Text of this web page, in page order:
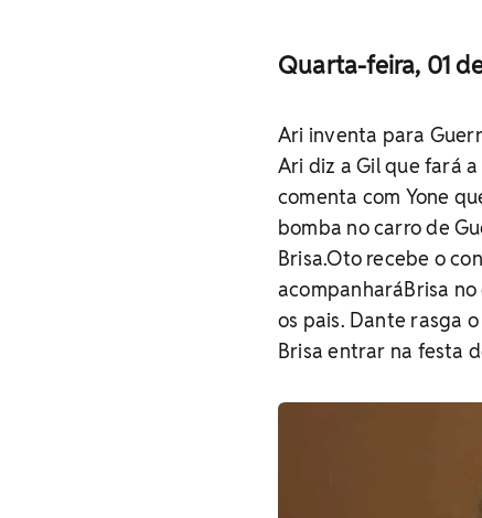
Quarta-feira, 01
Ari inventa para
Ari diz a Gil que fará
comenta com Yone
bomba no carro de
Brisa.Oto recebe o
acompanharáBrisa
os pais. Dante rasga
Brisa entrar na festa